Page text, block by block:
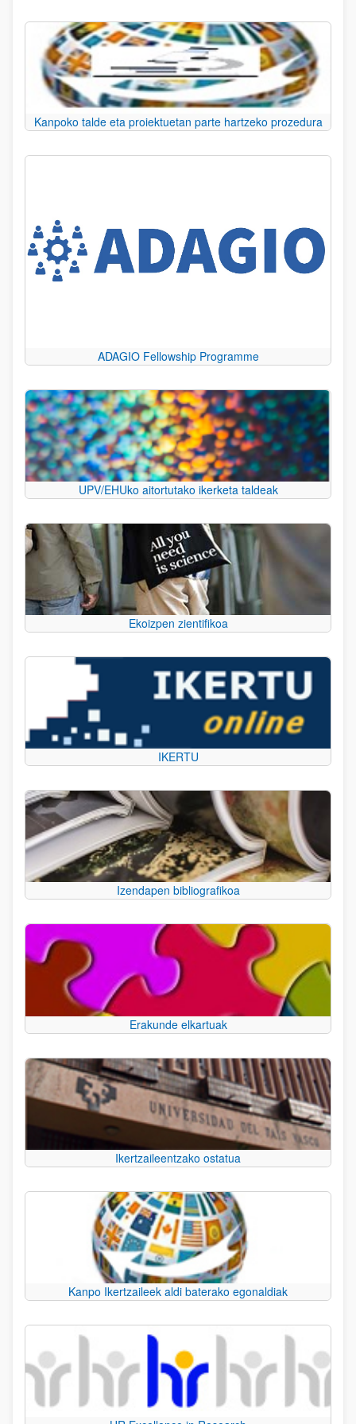
Kanpoko talde eta proiektuetan parte hartzeko prozedura
ADAGIO Fellowship Programme
UPV/EHUko aitortutako ikerketa taldeak
Ekoizpen zientifikoa
IKERTU
Izendapen bibliografikoa
Erakunde elkartuak
Ikertzaileentzako ostatua
Kanpo Ikertzaileek aldi baterako egonaldiak